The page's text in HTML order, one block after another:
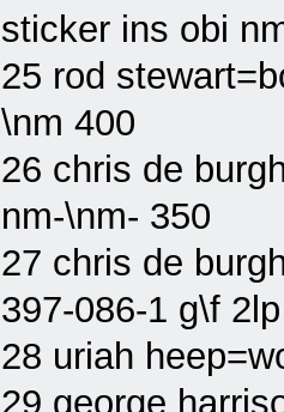
sticker ins obi
25 rod
\nm 400
26 chris de
nm-\nm- 350
27 chris de
397-086-1 g\f
28 uriah
29 george